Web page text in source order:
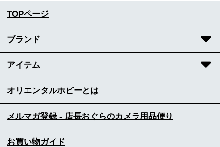
TOPページ
ブランド
アイテム
オリエンタルホビーとは
メルマガ登録 - 店長おぐらのカメラ用品便り
お買い物ガイド